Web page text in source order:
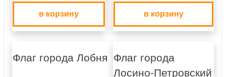
в корзину в корзину
Флаг города Лобня Флаг города
Лосино-Петровский